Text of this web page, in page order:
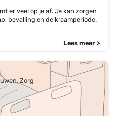
er veel op je af. Je kan zorgen
bevalling en de kraamperiode.
Lees meer >
Zorg